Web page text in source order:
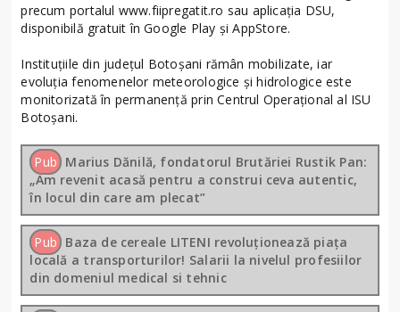
precum portalul www.fiipregatit.ro sau aplicația DSU,
disponibilă gratuit în Google Play și AppStore.
Instituțiile din județul Botoșani rămân mobilizate, iar
evoluția fenomenelor meteorologice și hidrologice este
monitorizată în permanență prin Centrul Operațional al ISU
Botoșani.
Pub Marius Dănilă, fondatorul Brutăriei Rustik Pan:
„Am revenit acasă pentru a construi ceva autentic,
în locul din care am plecat”
Pub Baza de cereale LITENI revoluționează piața
locală a transporturilor! Salarii la nivelul profesiilor
din domeniul medical si tehnic